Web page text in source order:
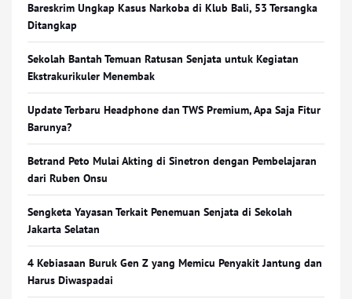
Bareskrim Ungkap Kasus Narkoba di Klub Bali, 53 Tersangka
Ditangkap
Sekolah Bantah Temuan Ratusan Senjata untuk Kegiatan
Ekstrakurikuler Menembak
Update Terbaru Headphone dan TWS Premium, Apa Saja Fitur
Barunya?
Betrand Peto Mulai Akting di Sinetron dengan Pembelajaran
dari Ruben Onsu
Sengketa Yayasan Terkait Penemuan Senjata di Sekolah
Jakarta Selatan
4 Kebiasaan Buruk Gen Z yang Memicu Penyakit Jantung dan
Harus Diwaspadai